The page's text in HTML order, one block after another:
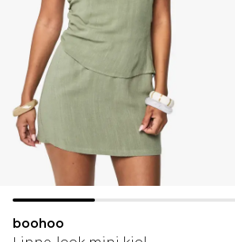
boohoo